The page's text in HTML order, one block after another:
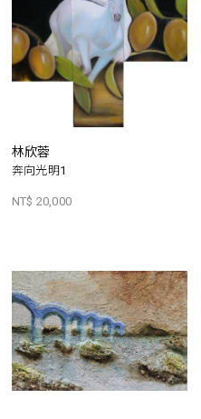
林欣蓉
奔向光明1
NT$ 20,000